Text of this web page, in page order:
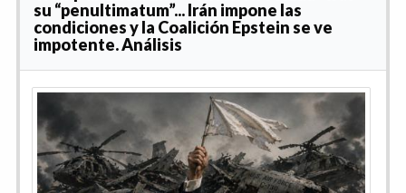
su “penultimatum”... Irán impone las
condiciones y la Coalición Epstein se ve
impotente. Análisis